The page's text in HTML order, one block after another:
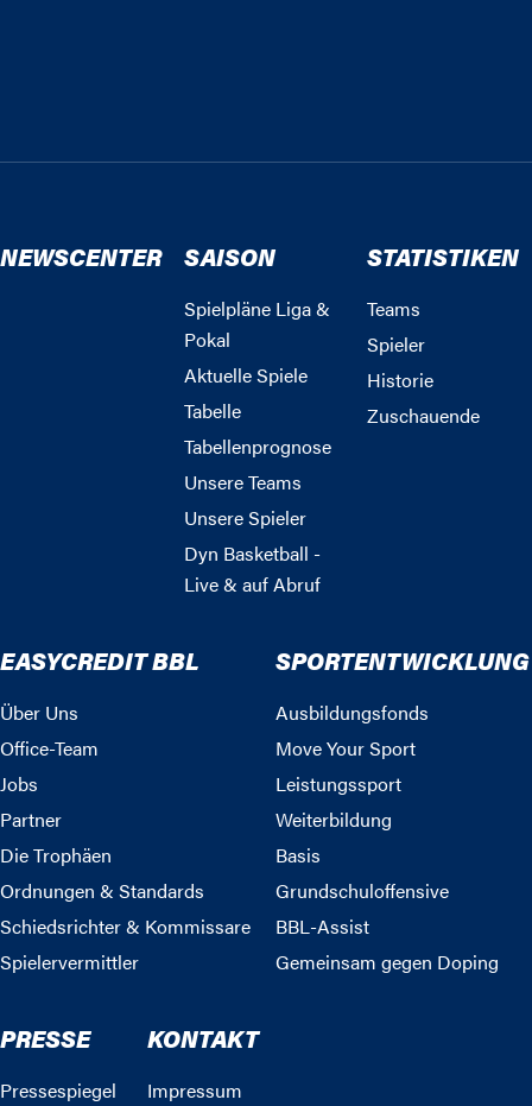
NEWSCENTER SAISON
Spielpläne Liga &
Pokal
Aktuelle Spiele
Tabelle
Tabellenprognose
Unsere Teams
Unsere Spieler
Dyn Basketball -
Live & auf Abruf
STATISTIKEN
Teams
Spieler
Historie
Zuschauende
EASYCREDIT BBL
Über Uns
Office-Team
Jobs
Partner
Die Trophäen
Ordnungen & Standards
Schiedsrichter & Kommissare
Spielervermittler
SPORTENTWICKLUNG
Ausbildungsfonds
Move Your Sport
Leistungssport
Weiterbildung
Basis
Grundschuloffensive
BBL-Assist
Gemeinsam gegen Doping
PRESSE
Pressespiegel
KONTAKT
Impressum